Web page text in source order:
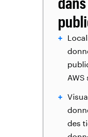
des